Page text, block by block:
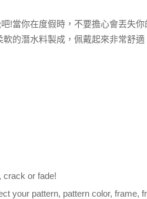
!當你在度假時，不要擔心會丟失
的潛水料製成，佩戴起來非常舒
crack or fade!
your pattern, pattern color, frame,